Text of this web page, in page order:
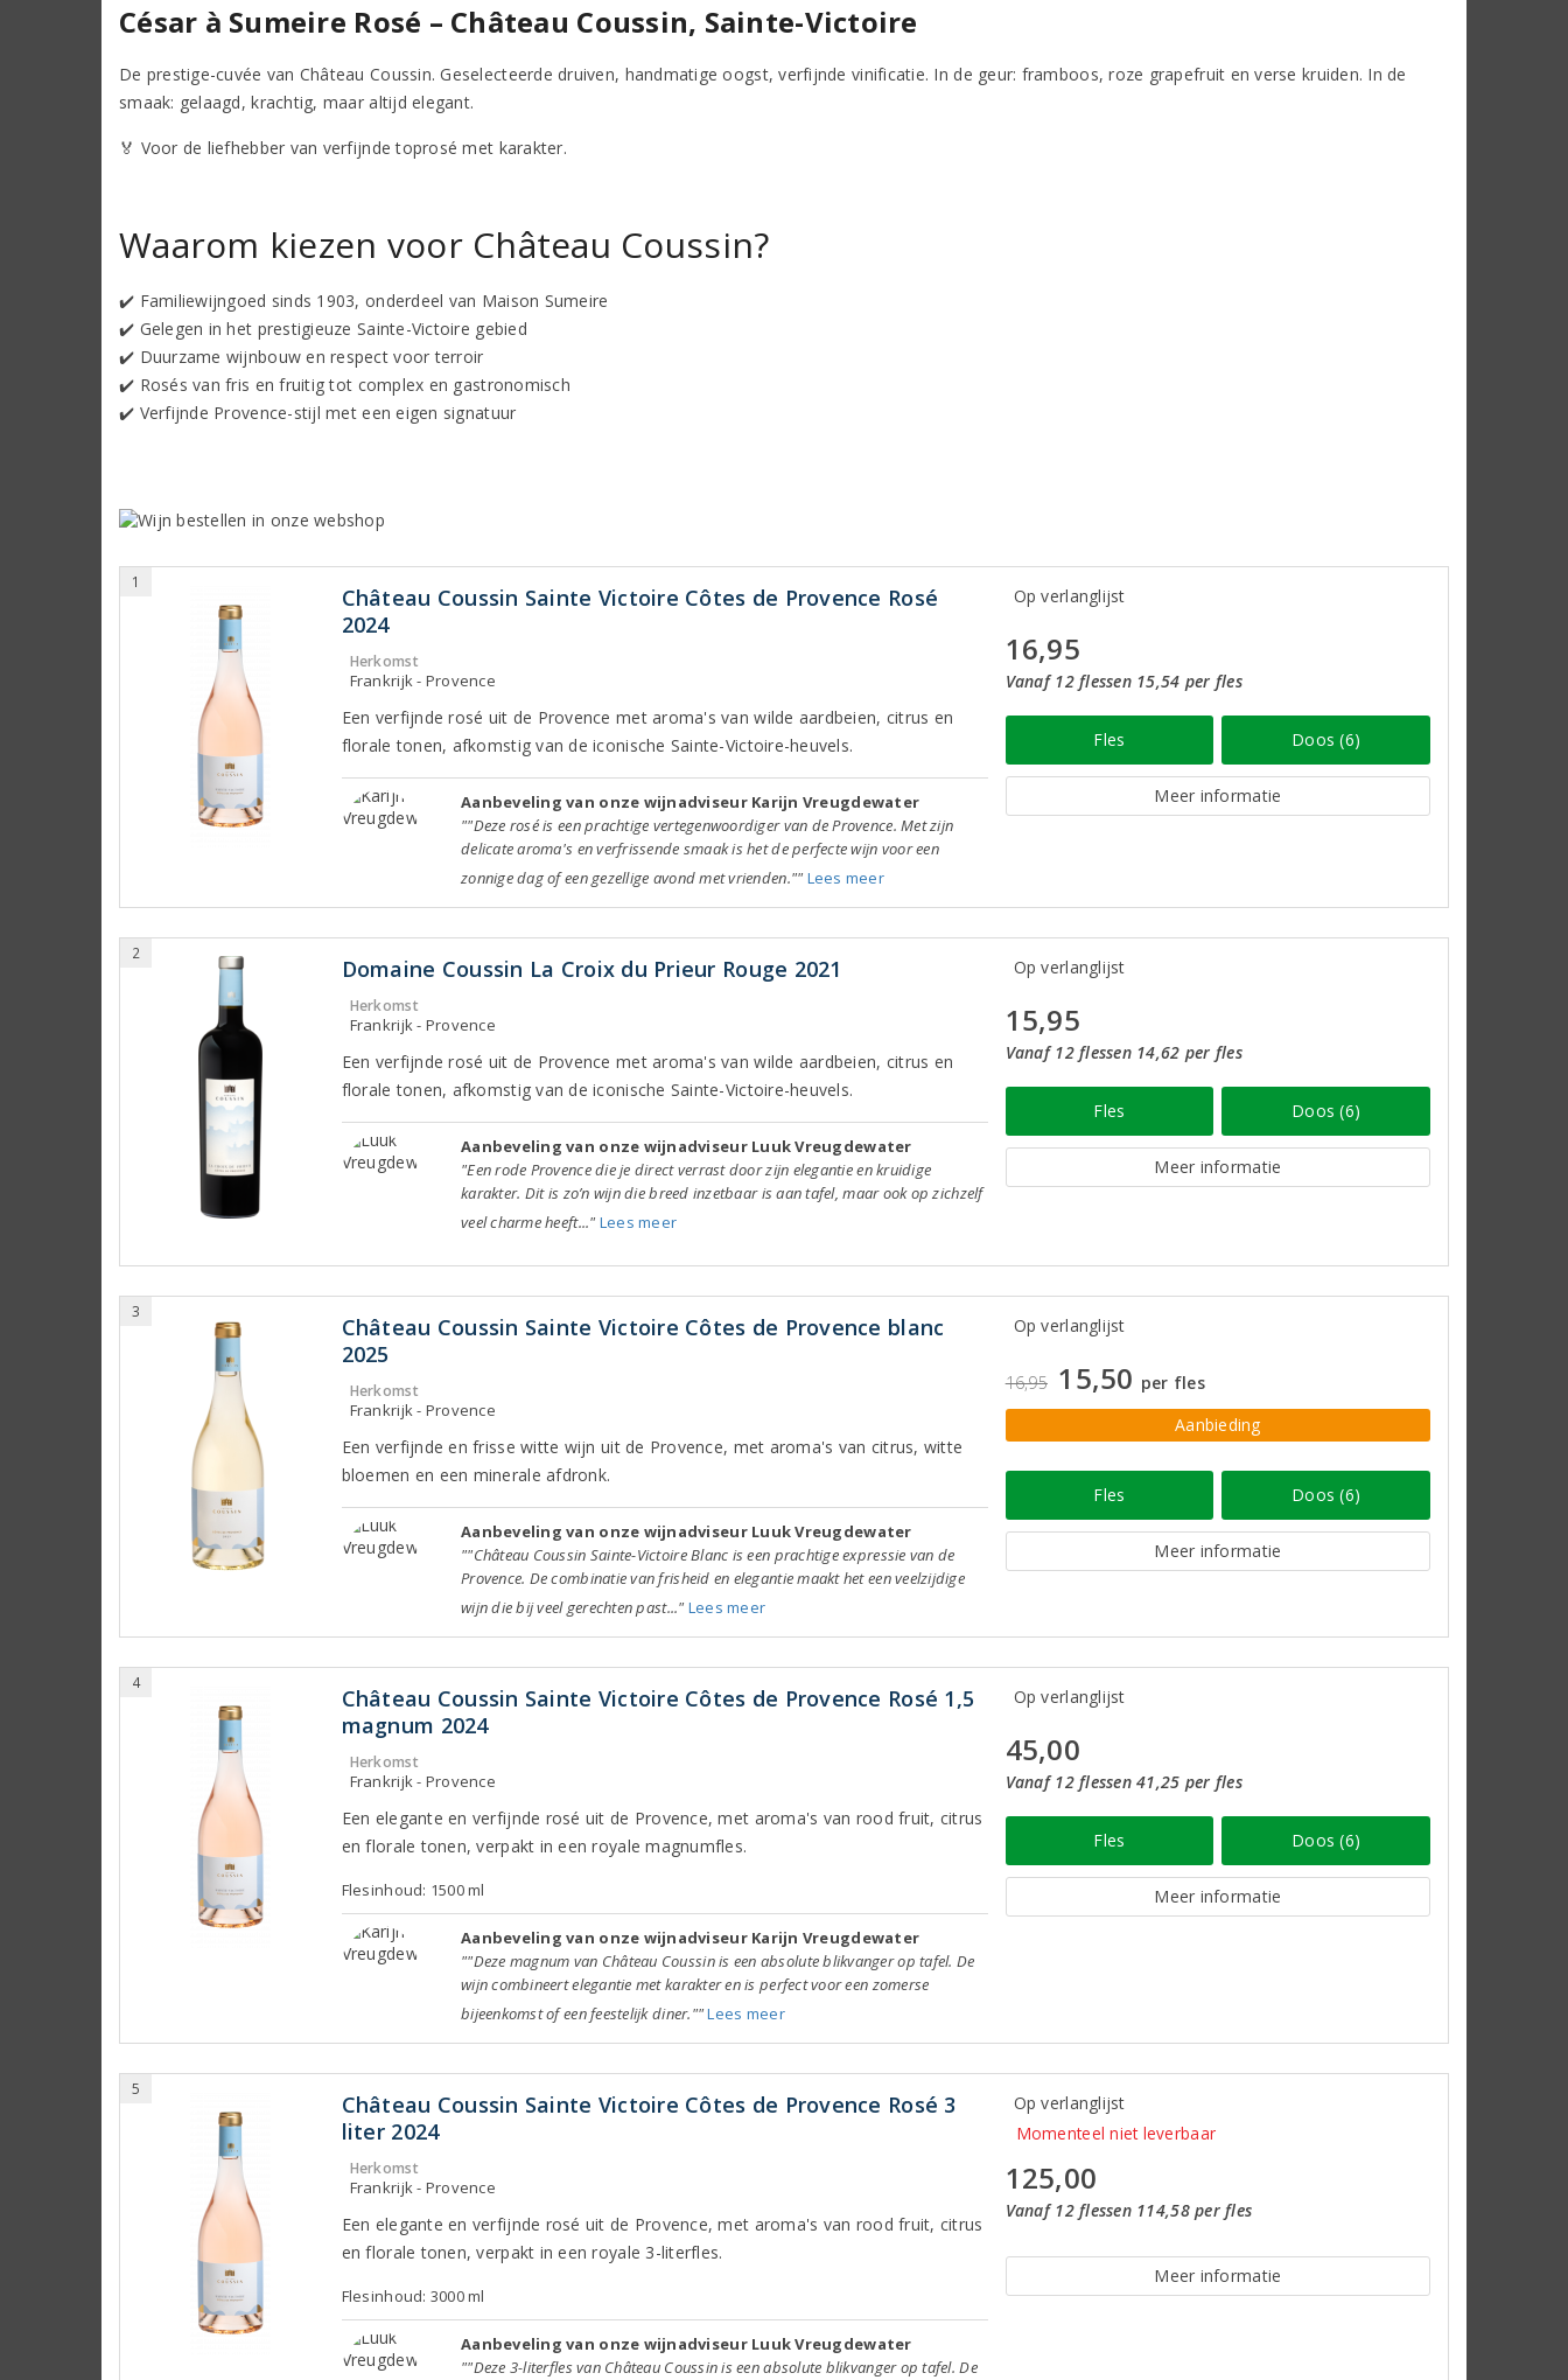
César à Sumeire Rosé – Château Coussin, Sainte-Victoire
De prestige-cuvée van Château Coussin. Geselecteerde druiven, handmatige oogst, verfijnde vinificatie. In de geur: framboos, roze grapefruit en verse kruiden. In de
smaak: gelaagd, krachtig, maar altijd elegant.
🏅 Voor de liefhebber van verfijnde toprosé met karakter.
Waarom kiezen voor Château Coussin?
✔️ Familiewijngoed sinds 1903, onderdeel van Maison Sumeire
✔️ Gelegen in het prestigieuze Sainte-Victoire gebied
✔️ Duurzame wijnbouw en respect voor terroir
✔️ Rosés van fris en fruitig tot complex en gastronomisch
✔️ Verfijnde Provence-stijl met een eigen signatuur
1
Château Coussin Sainte Victoire Côtes de Provence Rosé
2024
Herkomst
Frankrijk - Provence
Een verfijnde rosé uit de Provence met aroma's van wilde aardbeien, citrus en
florale tonen, afkomstig van de iconische Sainte-Victoire-heuvels.
Aanbeveling van onze wijnadviseur Karijn Vreugdewater
""Deze rosé is een prachtige vertegenwoordiger van de Provence. Met zijn
delicate aroma's en verfrissende smaak is het de perfecte wijn voor een
zonnige dag of een gezellige avond met vrienden."" Lees meer
Op verlanglijst
16,95
Vanaf 12 flessen 15,54 per fles
Fles Doos (6)
Meer informatie
2
Domaine Coussin La Croix du Prieur Rouge 2021
Herkomst
Frankrijk - Provence
Een verfijnde rosé uit de Provence met aroma's van wilde aardbeien, citrus en
florale tonen, afkomstig van de iconische Sainte-Victoire-heuvels.
Aanbeveling van onze wijnadviseur Luuk Vreugdewater
"Een rode Provence die je direct verrast door zijn elegantie en kruidige
karakter. Dit is zo’n wijn die breed inzetbaar is aan tafel, maar ook op zichzelf
veel charme heeft..." Lees meer
Op verlanglijst
15,95
Vanaf 12 flessen 14,62 per fles
Fles Doos (6)
Meer informatie
3
Château Coussin Sainte Victoire Côtes de Provence blanc
2025
Herkomst
Frankrijk - Provence
Een verfijnde en frisse witte wijn uit de Provence, met aroma's van citrus, witte
bloemen en een minerale afdronk.
Aanbeveling van onze wijnadviseur Luuk Vreugdewater
""Château Coussin Sainte-Victoire Blanc is een prachtige expressie van de
Provence. De combinatie van frisheid en elegantie maakt het een veelzijdige
wijn die bij veel gerechten past..." Lees meer
Op verlanglijst
16,95 15,50 per fles
Aanbieding
Fles Doos (6)
Meer informatie
4
Château Coussin Sainte Victoire Côtes de Provence Rosé 1,5
magnum 2024
Herkomst
Frankrijk - Provence
Een elegante en verfijnde rosé uit de Provence, met aroma's van rood fruit, citrus
en florale tonen, verpakt in een royale magnumfles.
Flesinhoud: 1500 ml
Aanbeveling van onze wijnadviseur Karijn Vreugdewater
""Deze magnum van Château Coussin is een absolute blikvanger op tafel. De
wijn combineert elegantie met karakter en is perfect voor een zomerse
bijeenkomst of een feestelijk diner.""Lees meer
Op verlanglijst
45,00
Vanaf 12 flessen 41,25 per fles
Fles Doos (6)
Meer informatie
5
Château Coussin Sainte Victoire Côtes de Provence Rosé 3
liter 2024
Herkomst
Frankrijk - Provence
Een elegante en verfijnde rosé uit de Provence, met aroma's van rood fruit, citrus
en florale tonen, verpakt in een royale 3-literfles.
Flesinhoud: 3000 ml
Aanbeveling van onze wijnadviseur Luuk Vreugdewater
""Deze 3-literfles van Château Coussin is een absolute blikvanger op tafel. De
Op verlanglijst
Momenteel niet leverbaar
125,00
Vanaf 12 flessen 114,58 per fles
Meer informatie